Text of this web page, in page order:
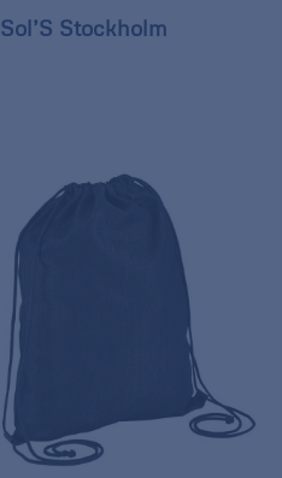
Sol’S Stockholm